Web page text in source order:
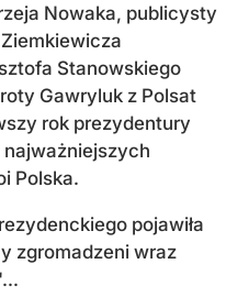
Nowaka, publicysty
Stanowskiego
Gawryluk z Polsat
rok prezydentury
Polska.
pojawiła
zgromadzeni wraz